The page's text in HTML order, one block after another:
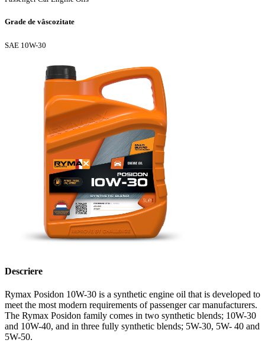
Grade de vâscozitate
SAE 10W-30
Descriere
Rymax Posidon 10W-30 is a synthetic engine oil that is developed to
meet the most modern requirements of passenger car manufacturers.
The Rymax Posidon family comes in two synthetic blends; 10W-30
and 10W-40, and in three fully synthetic blends; 5W-30, 5W- 40 and
5W-50.